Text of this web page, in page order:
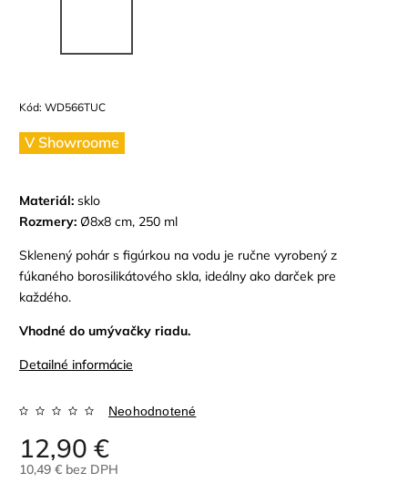
Kód: WD566TUC
V Showroome
Materiál: sklo
Rozmery: Ø8x8 cm, 250 ml
Sklenený pohár s figúrkou na vodu je ručne vyrobený z
fúkaného borosilikátového skla, ideálny ako darček pre
každého.
Vhodné do umývačky riadu.
Detailné informácie
Neohodnotené
12,90 €
10,49 € bez DPH